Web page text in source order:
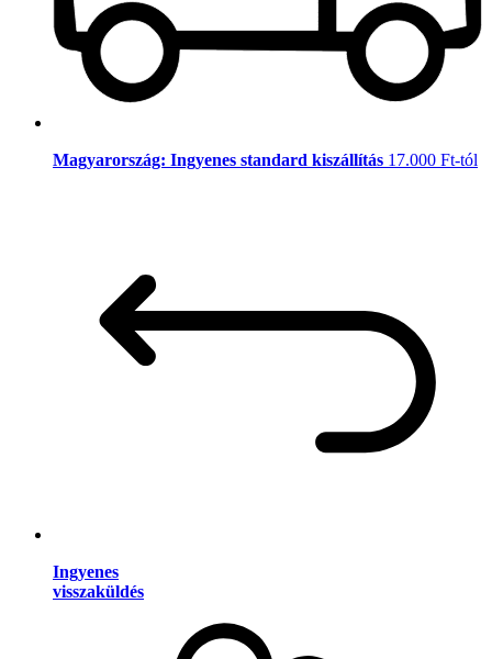
Magyarország: Ingyenes standard kiszállítás 17.000 Ft-tól
Ingyenes
visszaküldés